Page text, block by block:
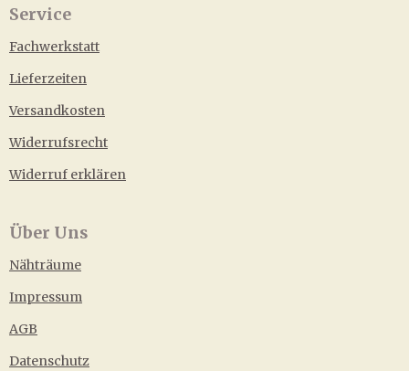
Service
Fachwerkstatt
Lieferzeiten
Versandkosten
Widerrufsrecht
Widerruf erklären
Über Uns
Nähträume
Impressum
AGB
Datenschutz